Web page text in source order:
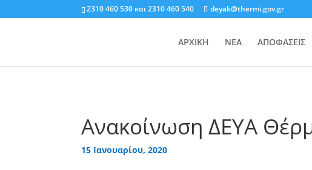
2310 460 530 και2310 460 540 deyak@thermi.gov.gr
ΑΡΧΙΚΗ ΝΕΑ ΑΠΟΦΑΣΕΙΣ
Ανακοίνωση ΔΕΥΑ
15 Ιανουαρίου, 2020